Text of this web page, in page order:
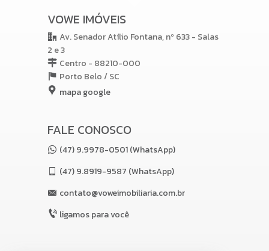
VOWE IMÓVEIS
Av. Senador Atílio Fontana, nº 633 - Salas
2 e 3
Centro - 88210-000
Porto Belo /SC
mapa google
FALE CONOSCO
(47) 9.9978-0501 (WhatsApp)
(47)9.8919-9587 (WhatsApp)
contato@voweimobiliaria.com.br
ligamos para você